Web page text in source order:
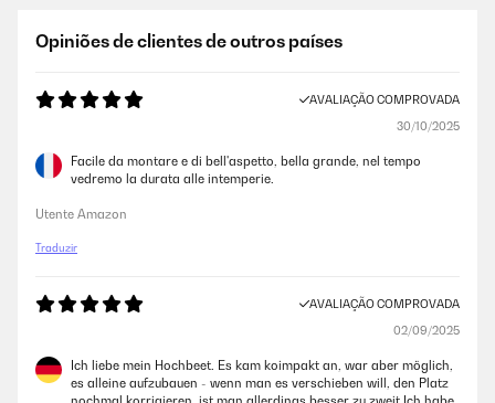
Opiniões de clientes de outros países
AVALIAÇÃO COMPROVADA
30/10/2025
Facile da montare e di bell'aspetto, bella grande, nel tempo
vedremo la durata alle intemperie.
Utente Amazon
Traduzir
AVALIAÇÃO COMPROVADA
02/09/2025
Ich liebe mein Hochbeet. Es kam koimpakt an, war aber möglich,
es alleine aufzubauen - wenn man es verschieben will, den Platz